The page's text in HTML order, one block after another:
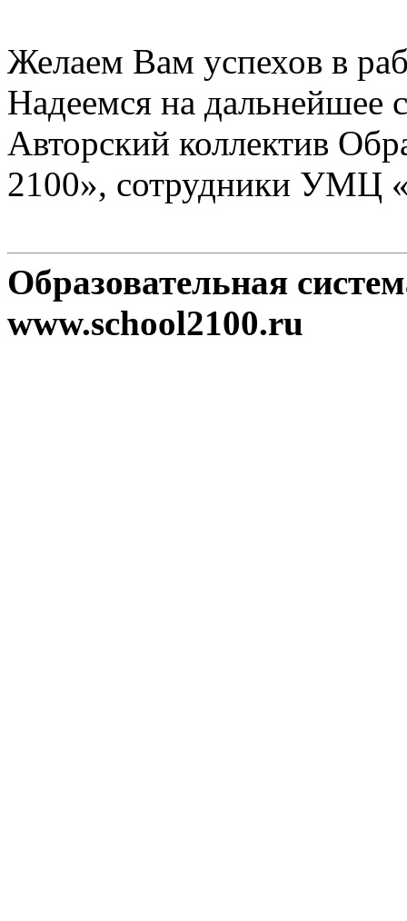
Желаем Вам успехов в
Надеемся на дальнейшее
Авторский коллектив
2100», сотрудники УМЦ
Образовательная
www.school2100.ru